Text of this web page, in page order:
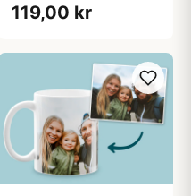
119,00 kr